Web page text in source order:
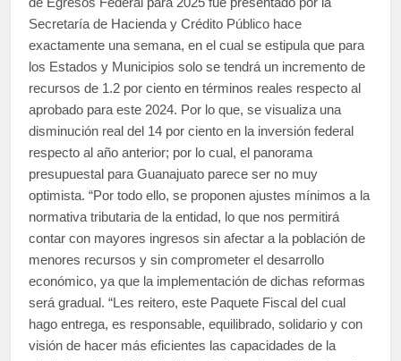
Secretaría de Hacienda y Crédito Público hace
exactamente una semana, en el cual se estipula que para
los Estados y Municipios solo se tendrá un incremento de
recursos de 1.2 por ciento en términos reales respecto al
aprobado para este 2024. Por lo que, se visualiza una
disminución real del 14 por ciento en la inversión federal
respecto al año anterior; por lo cual, el panorama
presupuestal para Guanajuato parece ser no muy
optimista. “Por todo ello, se proponen ajustes mínimos a la
normativa tributaria de la entidad, lo que nos permitirá
contar con mayores ingresos sin afectar a la población de
menores recursos y sin comprometer el desarrollo
económico, ya que la implementación de dichas reformas
será gradual. “Les reitero, este Paquete Fiscal del cual
hago entrega, es responsable, equilibrado, solidario y con
visión de hacer más eficientes las capacidades de la